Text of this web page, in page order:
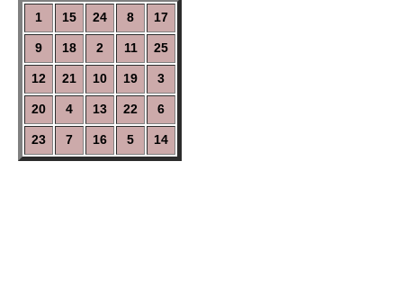
1 15 24 8 17
9 18 2 11 25
12 21 10 19 3
20 4 13 22 6
23 7 16 5 14